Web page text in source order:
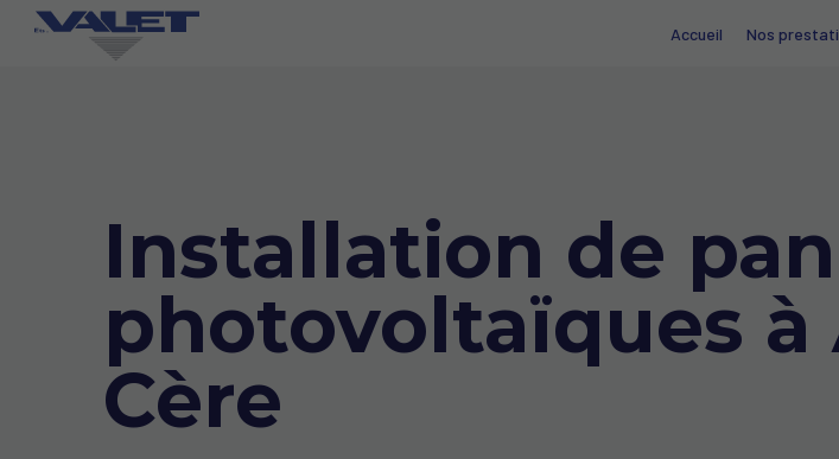
Accueil Nos
Installation de
photovoltaïques à
Cère